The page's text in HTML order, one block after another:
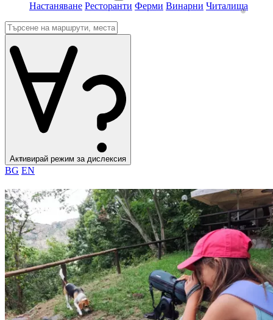
Настаняване Ресторанти Ферми Винарни Читалища
Активирай режим за дислексия
BG EN